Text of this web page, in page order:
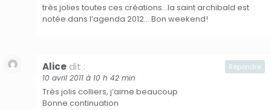
très jolies toutes ces créations…la saint archibald est
notée dans l’agenda 2012….Bon weekend!
Alice dit :
10 avril 2011 à 10 h 42 min
Très jolis colliers, j’aime beaucoup
Bonne continuation
Répondre